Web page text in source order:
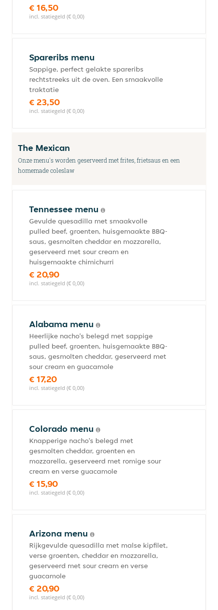
€ 16,50
incl. statiegeld (€ 0,00)
Spareribs menu
Sappige, perfect gelakte spareribs
rechtstreeks uit de oven. Een smaakvolle
traktatie
€ 23,50
incl. statiegeld (€ 0,00)
The Mexican
Onze menu's worden geserveerd met frites, frietsaus en een
homemade coleslaw
Tennessee menu
Gevulde quesadilla met smaakvolle
pulled beef, groenten, huisgemaakte BBQ-
saus, gesmolten cheddar en mozzarella,
geserveerd met sour cream en
huisgemaakte chimichurri
€ 20,90
incl. statiegeld (€ 0,00)
Alabama menu
Heerlijke nacho's belegd met sappige
pulled beef, groenten, huisgemaakte BBQ-
saus, gesmolten cheddar, geserveerd met
sour cream en guacamole
€ 17,20
incl. statiegeld (€ 0,00)
Colorado menu
Knapperige nacho's belegd met
gesmolten cheddar, groenten en
mozzarella, geserveerd met romige sour
cream en verse guacamole
€ 15,90
incl. statiegeld (€ 0,00)
Arizona menu
Rijkgevulde quesadilla met malse kipfilet,
verse groenten, cheddar en mozzarella,
geserveerd met sour cream en verse
guacamole
€ 20,90
incl. statiegeld (€ 0,00)